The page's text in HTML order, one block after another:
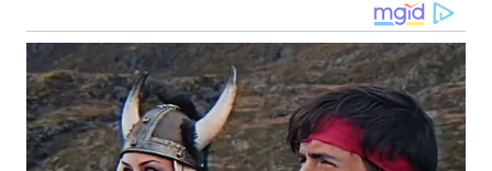
WN
NUSANTARA
WN
JOGJA